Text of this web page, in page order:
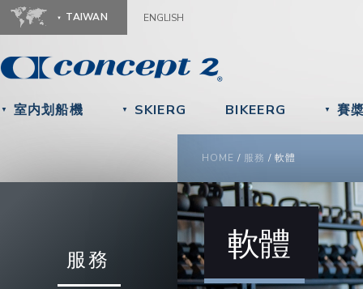
TAIWAN ENGLISH
▼ 室内划船機 ▼ SKIERG BIKEERG ▼ 賽
YOU ARE HERE
HOME / 服務 / 軟體
服務 軟體